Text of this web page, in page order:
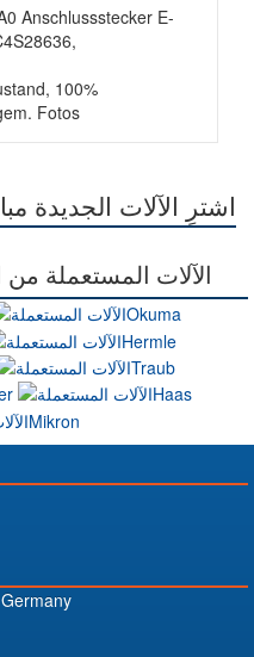
Anschlussstecker E-
100%
Fotos
اشترِ الآلات الجديدة
الآلات المستعملة من